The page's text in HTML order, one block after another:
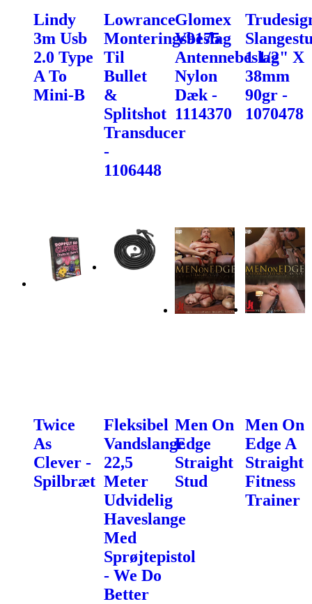
Lindy
3m Usb
2.0 Type
A To
Mini-B
Lowrance
Monteringsbeslag
Til
Bullet
&
Splitshot
Transducer
-
1106448
Glomex
V9175
Antennebeslag
Nylon
Dæk -
1114370
1 1/2" X
38mm
90gr -
1070478
Twice
As
Clever -
Spilbræt
Fleksibel
Vandslange
22,5
Meter
Udvidelig
Haveslange
Med
Sprøjtepistol
- We Do
Better
Men On
Edge
Straight
Stud
Men On
Edge A
Straight
Fitness
Trainer